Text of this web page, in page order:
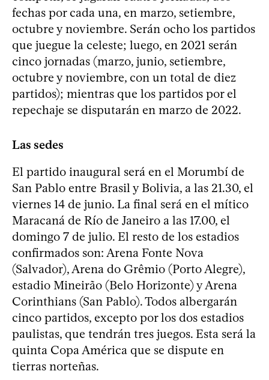
fechas por cada una, en marzo, setiembre,
octubre y noviembre. Serán ocho los partidos
que juegue la celeste; luego, en 2021 serán
cinco jornadas (marzo, junio, setiembre,
octubre y noviembre, con un total de diez
partidos); mientras que los partidos por el
repechaje se disputarán en marzo de 2022.
Las sedes
El partido inaugural será en el Morumbí de
San Pablo entre Brasil y Bolivia, a las 21.30, el
viernes 14 de junio. La final será en el mítico
Maracaná de Río de Janeiro a las 17.00, el
domingo 7 de julio. El resto de los estadios
confirmados son: Arena Fonte Nova
(Salvador), Arena do Grêmio (Porto Alegre),
estadio Mineirão (Belo Horizonte) y Arena
Corinthians (San Pablo). Todos albergarán
cinco partidos, excepto por los dos estadios
paulistas, que tendrán tres juegos. Esta será la
quinta Copa América que se dispute en
tierras norteñas.